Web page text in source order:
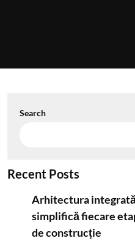
Search
Recent Posts
Arhitectura
simplifică fiecare
de construcție